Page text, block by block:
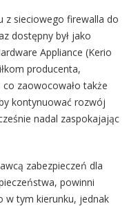
z sieciowego firewalla do
dostępny był jako
Appliance (Kerio
producenta,
zaowocowało także
kontynuować rozwój
nadal zaspokajając
zabezpieczeń dla
powinni
w tym kierunku, jednak